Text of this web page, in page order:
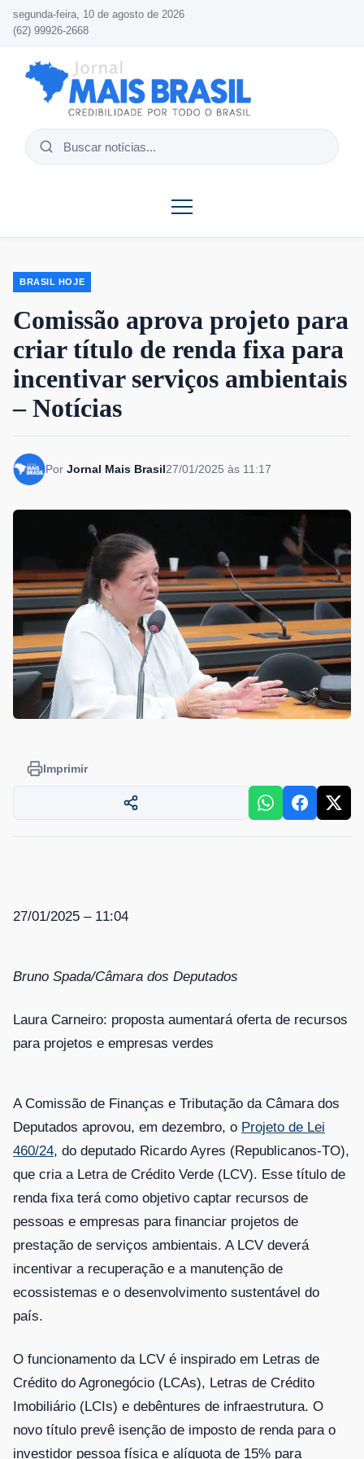
segunda-feira, 10 de agosto de 2026
(62) 99926-2668
Buscar
BRASIL HOJE
Comissão aprova projeto para
criar título de renda fixa para
incentivar serviços ambientais
– Notícias
Por Jornal Mais Brasil27/01/2025 às 11:17
Imprimir
27/01/2025 – 11:04
Bruno Spada/Câmara dos Deputados
Laura Carneiro: proposta aumentará oferta de recursos
para projetos e empresas verdes
A Comissão de Finanças e Tributação da Câmara dos
Deputados aprovou, em dezembro, o Projeto de Lei
460/24, do deputado Ricardo Ayres (Republicanos-TO),
que cria a Letra de Crédito Verde (LCV). Esse título de
renda fixa terá como objetivo captar recursos de
pessoas e empresas para financiar projetos de
prestação de serviços ambientais. A LCV deverá
incentivar a recuperação e a manutenção de
ecossistemas e o desenvolvimento sustentável do
país.
O funcionamento da LCV é inspirado em Letras de
Crédito do Agronegócio (LCAs), Letras de Crédito
Imobiliário (LCIs) e debêntures de infraestrutura. O
novo título prevê isenção de imposto de renda para o
investidor pessoa física e alíquota de 15% para